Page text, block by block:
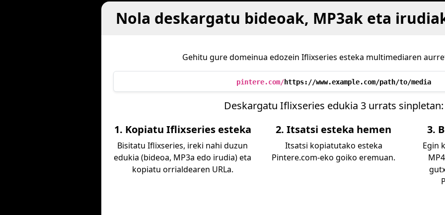
Nola deskargatu bideoak, MP3ak eta
Gehitu gure domeinua edozein Iflixseries esteka multimediaren
pintere.com/https://www.example.com/path/to/media
Deskargatu Iflixseries edukia 3 urrats sinpletan:
1. Kopiatu Iflixseries esteka
Bisitatu Iflixseries, ireki nahi duzun
edukia (bideoa, MP3a edo irudia) eta
kopiatu orrialdearen URLa.
2. Itsatsi esteka hemen
Itsatsi kopiatutako esteka
Pintere.com-eko goiko eremuan.
3.
Egin